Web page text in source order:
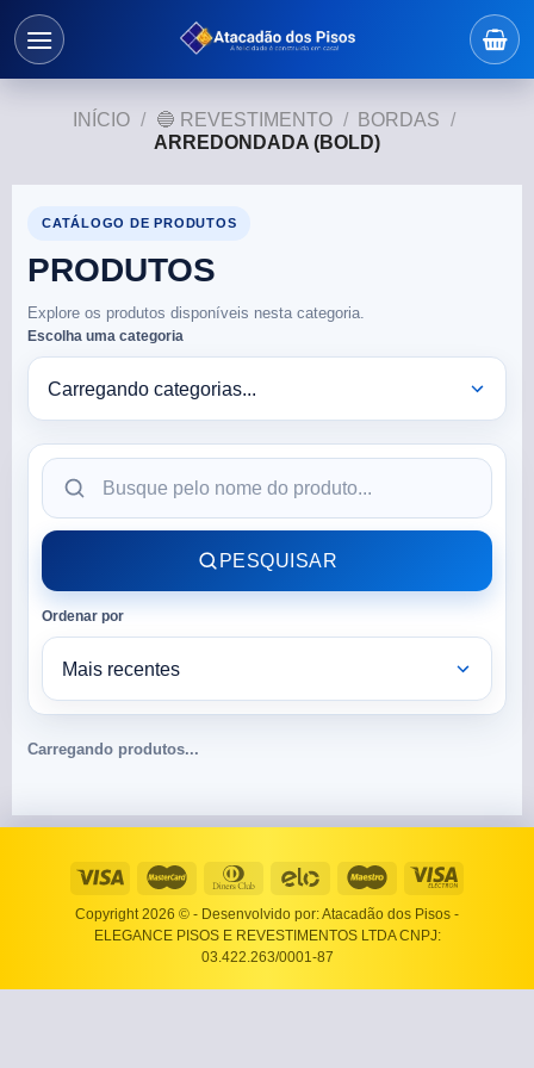
INÍCIO / 🔵 REVESTIMENTO / BORDAS /
ARREDONDADA (BOLD)
CATÁLOGO DE PRODUTOS
PRODUTOS
Explore os produtos disponíveis nesta categoria.
Escolha uma categoria
PESQUISAR
Ordenar por
Carregando produtos...
Copyright 2026 © - Desenvolvido por: Atacadão dos Pisos -
ELEGANCE PISOS E REVESTIMENTOS LTDA CNPJ:
03.422.263/0001-87